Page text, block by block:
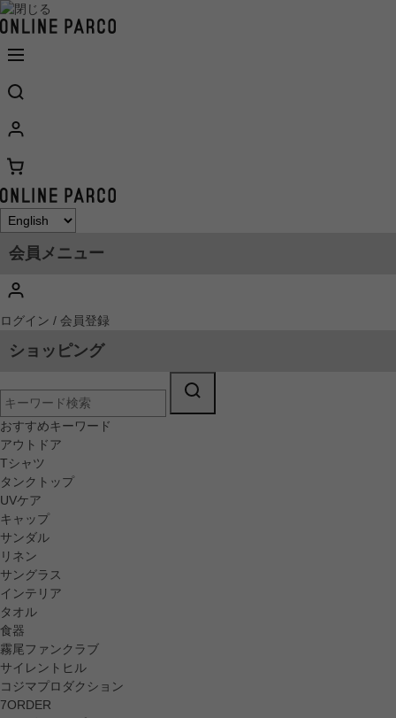
会員メニュー
ログイン / 会員登録
ショッピング
おすすめキーワード
アウトドア
Tシャツ
タンクトップ
UVケア
キャップ
サンダル
リネン
サングラス
インテリア
タオル
食器
霧尾ファンクラブ
サイレントヒル
コジマプロダクション
7ORDER